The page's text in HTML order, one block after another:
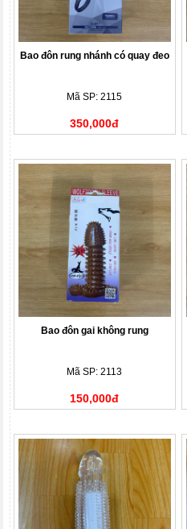
Bao đôn rung nhánh có quay đeo
Mã SP: 2115
350,000đ
Bao đôn gai không rung
Mã SP: 2113
150,000đ